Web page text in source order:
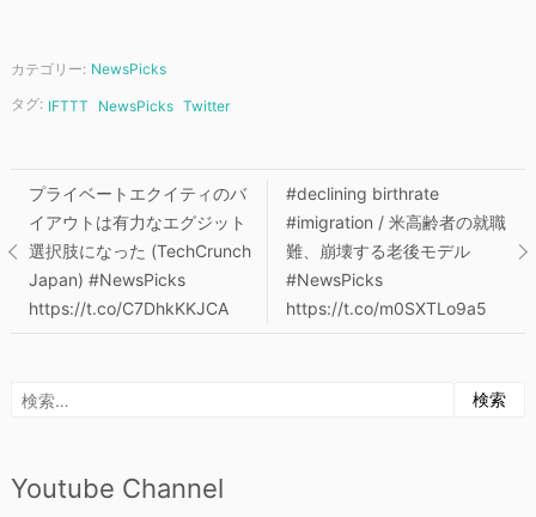
カテゴリー: NewsPicks
タグ: IFTTT NewsPicks Twitter
投
稿
ナ
ビ
ー
プライベートエクイティのバ
イアウトは有力なエグジット
選択肢になった (TechCrunch
Japan) #NewsPicks
https://t.co/C7DhkKKJCA
#declining birthrate
#imigration / 米高齢者の就職
難、崩壊する老後モデル
#NewsPicks
https://t.co/m0SXTLo9a5
検
Youtube Channel